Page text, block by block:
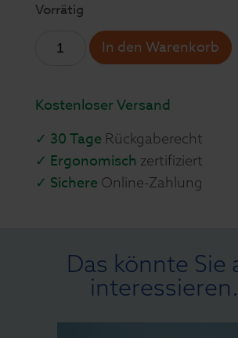
Vorrätig
In den Warenkorb
Kostenloser Versand
✓ 30 Tage Rückgaberecht
✓ Ergonomisch zertifiziert
✓ Sichere Online-Zahlung
Das könnte Sie